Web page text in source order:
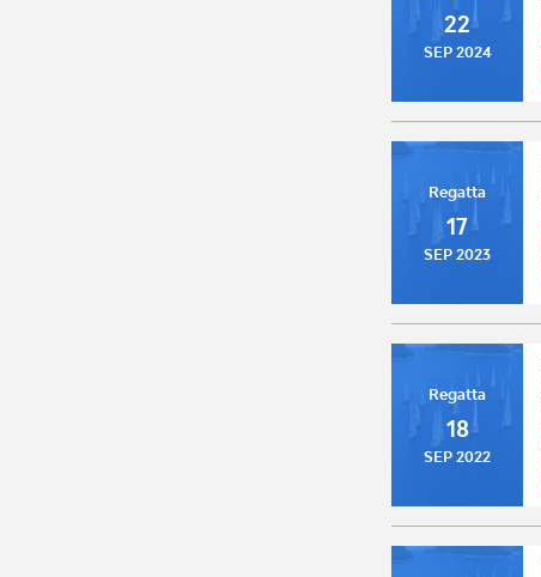
22
SEP 2024
Regatta
17
SEP 2023
Regatta
18
SEP 2022